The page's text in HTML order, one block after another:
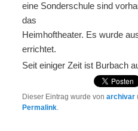
eine Sonderschule sind
das
Heimhoftheater. Es wurde
errichtet.
Seit einiger Zeit ist Burbach
Dieser Eintrag wurde vonarchivar
Permalink.